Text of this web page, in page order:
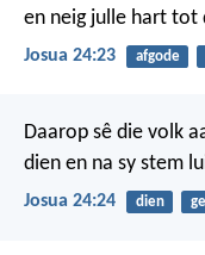
en neig julle hart tot
Josua 24:23 afgode
Daarop sê die volk
dien en na sy stem
Josua 24:24 dien